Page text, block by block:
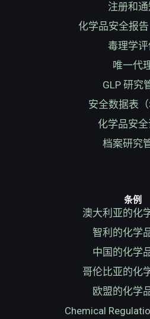
注册和通
化学品安全报告
毒理学
唯一代
GLP 研究
安全数据表（
化学品安
档案研究
条例
澳大利亚的化
智利的化学
中国的化学
哥伦比亚的化
欧盟的化学
Chemical